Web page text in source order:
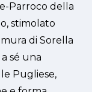
Parroco della
stimolato
di Sorella
sé una
Pugliese,